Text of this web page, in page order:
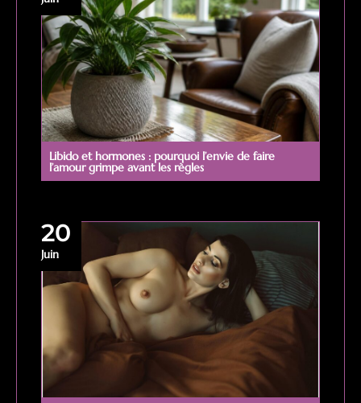
Libido et hormones : pourquoi l’envie de faire
l’amour grimpe avant les règles
20
Juin